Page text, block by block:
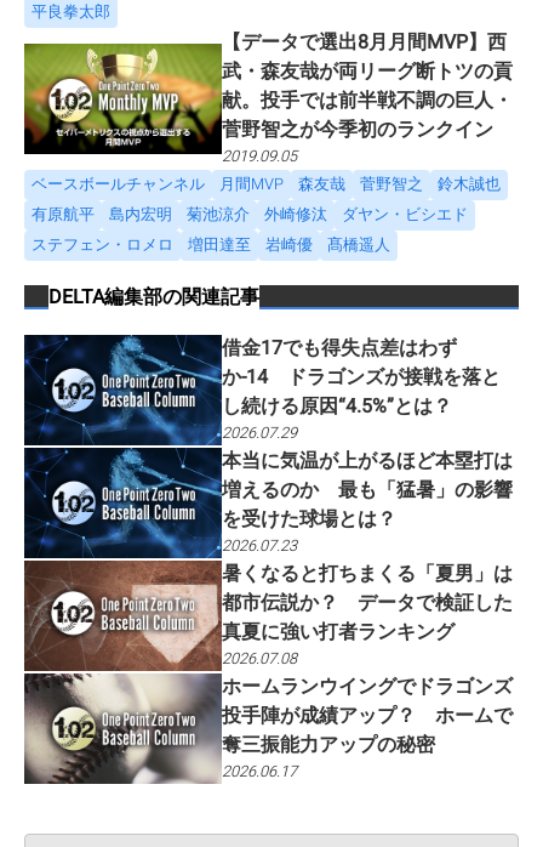
平良拳太郎
【データで選出8月月間MVP】西
武・森友哉が両リーグ断トツの貢
献。投手では前半戦不調の巨人・
菅野智之が今季初のランクイン
2019.09.05
ベースボールチャンネル
月間MVP 森友哉 菅野智之
鈴木誠也
有原航平
島内宏明 菊池涼介 外崎修汰
ダヤン・ビシエド
ステフェン・ロメロ
増田達至 岩崎優 髙橋遥人
DELTA編集部の関連記事
借金17でも得失点差はわず
か-14 ドラゴンズが接戦を落と
し続ける原因“4.5%”とは？
2026.07.29
本当に気温が上がるほど本塁打は
増えるのか 最も「猛暑」の影響
を受けた球場とは？
2026.07.23
暑くなると打ちまくる「夏男」は
都市伝説か？ データで検証した
真夏に強い打者ランキング
2026.07.08
ホームランウイングでドラゴンズ
投手陣が成績アップ？ ホームで
奪三振能力アップの秘密
2026.06.17